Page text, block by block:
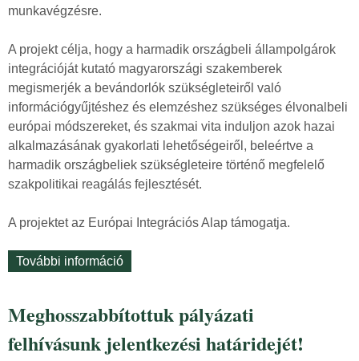
a
t
i
o
n
t
a
t
o
m
l
munkavégzésre.
A projekt célja, hogy a harmadik országbeli állampolgárok
integrációját kutató magyarországi szakemberek
megismerjék a bevándorlók szükségleteiről való
információgyűjtéshez és elemzéshez szükséges élvonalbeli
európai módszereket, és szakmai vita induljon azok hazai
alkalmazásának gyakorlati lehetőségeiről, beleértve a
harmadik országbeliek szükségleteire történő megfelelő
szakpolitikai reagálás fejlesztését.
A projektet az Európai Integrációs Alap támogatja.
További információ
j
e
Meghosszabbítottuk pályázati
felhívásunk jelentkezési határidejét!